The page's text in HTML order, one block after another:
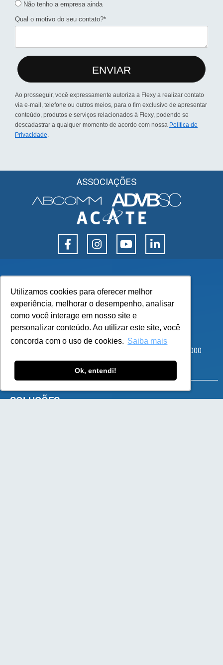
Utilizamos cookies para oferecer melhor
experiência, melhorar o desempenho, analisar
como você interage em nosso site e
personalizar conteúdo. Ao utilizar este site, você
concorda com o uso de cookies. Saiba mais
Ok, entendi!
Utilizamos cookies para oferecer melhor
experiência, melhorar o desempenho, analisar
como você interage em nosso site e
personalizar conteúdo. Ao utilizar este site, você
concorda com o uso de cookies. Saiba mais
Ok, entendi!
Não tenho a empresa ainda
Qual o motivo do seu contato?*
ENVIAR
Ao prosseguir, você expressamente autoriza a Flexy a realizar contato
via e-mail, telefone ou outros meios, para o fim exclusivo de apresentar
conteúdo, produtos e serviços relacionados à Flexy, podendo se
descadastrar a qualquer momento de acordo com nossa Política de
Privacidade.
ASSOCIAÇÕES
Corporate Park – Rod SC 401, 8600 – Bloco 3 Sala 101
Santo Antônio de Lisboa, Florianópolis – SC – CEP 88050-000
atendimento@flexy.com.br
SOLUÇÕES